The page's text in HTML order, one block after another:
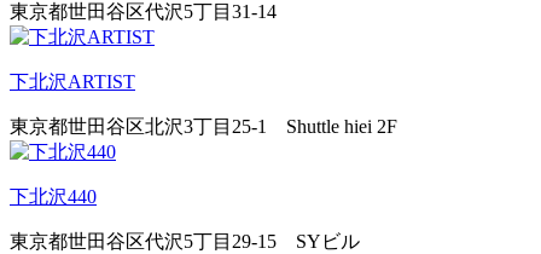
東京都世田谷区代沢5丁目31-14
下北沢ARTIST
東京都世田谷区北沢3丁目25-1 Shuttle hiei 2F
下北沢440
東京都世田谷区代沢5丁目29-15 SYビル